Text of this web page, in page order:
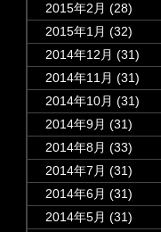
2015年2月 (28)
2015年1月 (32)
2014年12月 (31)
2014年11月 (31)
2014年10月 (31)
2014年9月 (31)
2014年8月 (33)
2014年7月 (31)
2014年6月 (31)
2014年5月 (31)